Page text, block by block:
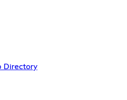
Directory